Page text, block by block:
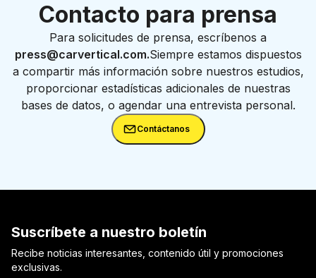
Contacto para prensa
Para solicitudes de prensa, escríbenos a
press@carvertical.com.Siempre estamos dispuestos
a compartir más información sobre nuestros estudios,
proporcionar estadísticas adicionales de nuestras
bases de datos, o agendar una entrevista personal.
Contáctanos
Suscríbete a nuestro boletín
Recibe noticias interesantes, contenido útil y promociones
exclusivas.